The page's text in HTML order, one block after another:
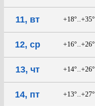
11, вт +18°..+35°
12, ср +16°..+26°
13, чт +14°..+26°
14, пт +13°..+27°